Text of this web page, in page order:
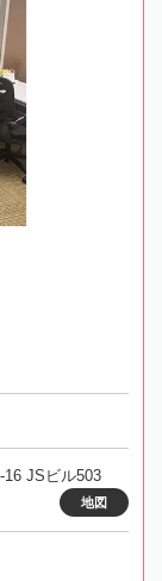
16 JSビル503
地図